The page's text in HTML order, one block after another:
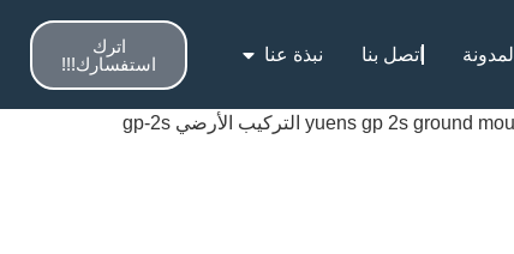
المدونة اتصل بنا نبذة عنا
اترك
استفسارك!!!